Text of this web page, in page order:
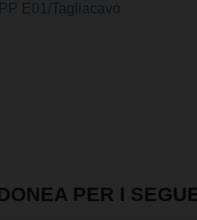
E01/Tagliacavo
PER I